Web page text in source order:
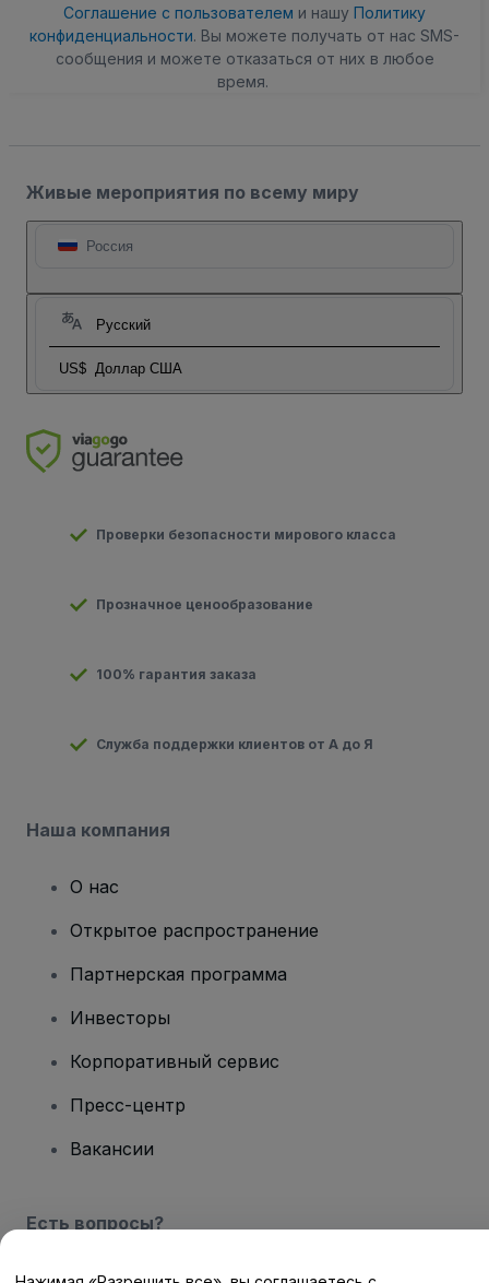
Соглашение с пользователем и нашу Политику
конфиденциальности. Вы можете получать от нас SMS-
сообщения и можете отказаться от них в любое
время.
Живые мероприятия по всему миру
Россия
Русский
US$ Доллар США
Проверки безопасности мирового класса
Прозначное ценообразование
100% гарантия заказа
Служба поддержки клиентов от А до Я
Наша компания
О нас
Открытое распространение
Партнерская программа
Инвесторы
Корпоративный сервис
Пресс-центр
Вакансии
Есть вопросы?